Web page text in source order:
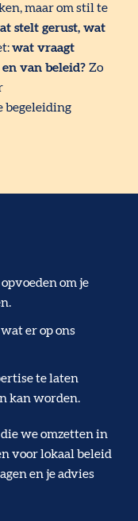
maar om stil te
stelt gerust, wat
wat vraagt
en van beleid?Zo
begeleiding
om je
er op ons
te laten
kan worden.
we omzetten in
voor lokaal beleid
en je advies